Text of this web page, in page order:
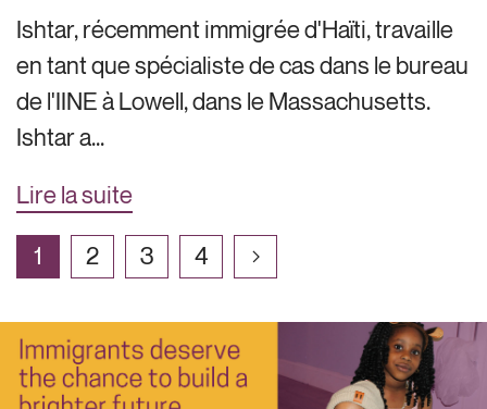
Ishtar, récemment immigrée d'Haïti, travaille
en tant que spécialiste de cas dans le bureau
de l'IINE à Lowell, dans le Massachusetts.
Ishtar a...
Lire la suite
1 2 3 4